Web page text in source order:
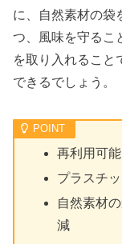
に、自然素材の袋
つ、風味を守るこ
を取り入れること
できるでしょう。
再利用可
プラスチ
自然素材
減